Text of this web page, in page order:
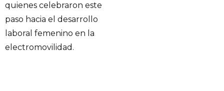
quienes celebraron este
paso hacia el desarrollo
laboral femenino en la
electromovilidad.